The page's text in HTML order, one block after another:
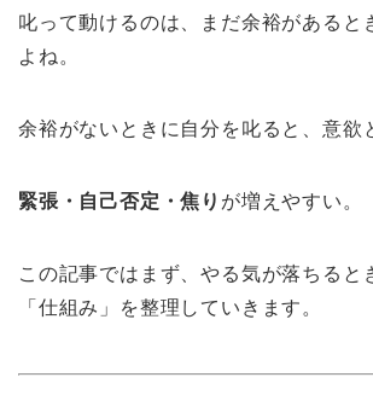
叱って動けるのは、まだ余裕があると
よね。
余裕がないときに自分を叱ると、意欲
緊張・自己否定・焦り が増えやすい。
この記事ではまず、やる気が落ちると
「仕組み」を整理していきます。